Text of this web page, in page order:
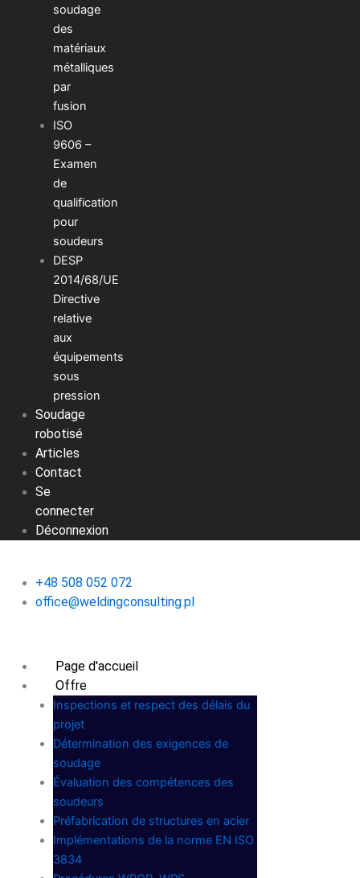
soudage
des
matériaux
métalliques
par
fusion
ISO
9606 –
Examen
de
qualification
pour
soudeurs
DESP
2014/68/UE
Directive
relative
aux
équipements
sous
pression
Soudage
robotisé
Articles
Contact
Se
connecter
Déconnexion
+48 508 052 072
office@weldingconsulting.pl
Page d'accueil
Offre
Inspections et respect des délais du
projet
Détermination des exigences de
soudage
Évaluation des compétences des
soudeurs
Préfabrication de structures en acier
Implémentations de la norme EN ISO
3834